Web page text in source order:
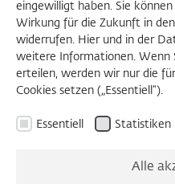
eingewilligt haben. Sie
Wirkung für die Zukunft in
widerrufen. Hier und in der
weitere Informationen. Wenn
erteilen, werden wir nur die
Cookies setzen („Essentiell“).
Essentiell Statistiken
Alle